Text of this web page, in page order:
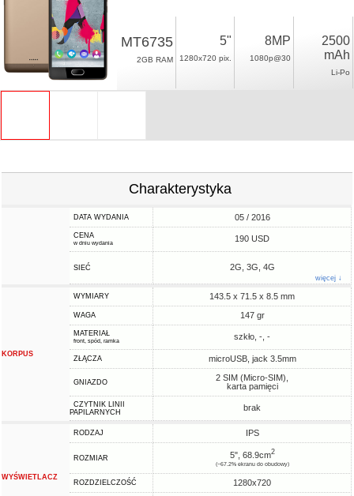
MT6735
2GB RAM
5"
1280x720 pix.
8MP
1080p@30
2500
mAh
Li-Po
Charakterystyka
DATA WYDANIA 05 / 2016
CENA
w dniu wydania 190 USD
SIEĆ 2G, 3G, 4G
więcej ↓
KORPUS
WYMIARY 143.5 x 71.5 x 8.5 mm
WAGA 147 gr
MATERIAŁ
front, spód, ramka szkło, -, -
ZŁĄCZA microUSB, jack 3.5mm
GNIAZDO
2 SIM (Micro-SIM),
karta pamięci
CZYTNIK LINII
PAPILARNYCH
brak
WYŚWIETLACZ
RODZAJ IPS
ROZMIAR 5", 68.9cm2
(~67.2% ekranu do obudowy)
ROZDZIELCZOŚĆ 1280x720